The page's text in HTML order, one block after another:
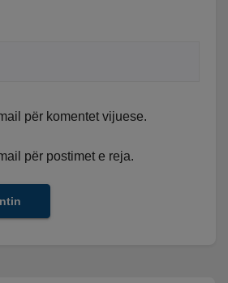
për komentet vijuese.
për postimet e reja.